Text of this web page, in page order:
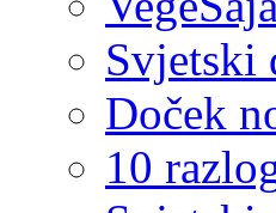
Svjetski
Doček
10